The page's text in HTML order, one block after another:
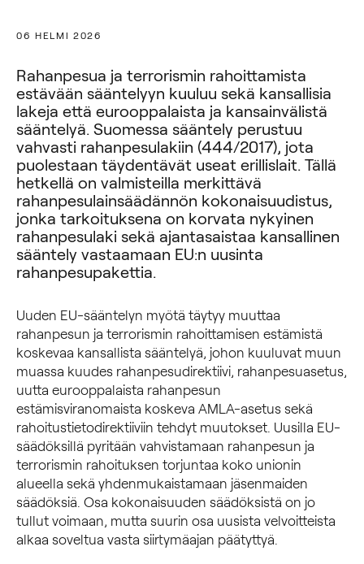
06 HELMI 2026
Rahanpesua ja terrorismin rahoittamista
estävään sääntelyyn kuuluu sekä kansallisia
lakeja että eurooppalaista ja kansainvälistä
sääntelyä. Suomessa sääntely perustuu
vahvasti rahanpesulakiin (444/2017), jota
puolestaan täydentävät useat erillislait. Tällä
hetkellä on valmisteilla merkittävä
rahanpesulainsäädännön kokonaisuudistus,
jonka tarkoituksena on korvata nykyinen
rahanpesulaki sekä ajantasaistaa kansallinen
sääntely vastaamaan EU:n uusinta
rahanpesupakettia.
Uuden EU-sääntelyn myötä täytyy muuttaa
rahanpesun ja terrorismin rahoittamisen estämistä
koskevaa kansallista sääntelyä, johon kuuluvat muun
muassa kuudes rahanpesudirektiivi, rahanpesuasetus,
uutta eurooppalaista rahanpesun
estämisviranomaista koskeva AMLA-asetus sekä
rahoitustietodirektiiviin tehdyt muutokset. Uusilla EU-
säädöksillä pyritään vahvistamaan rahanpesun ja
terrorismin rahoituksen torjuntaa koko unionin
alueella sekä yhdenmukaistamaan jäsenmaiden
säädöksiä. Osa kokonaisuuden säädöksistä on jo
tullut voimaan, mutta suurin osa uusista velvoitteista
alkaa soveltua vasta siirtymäajan päätyttyä.